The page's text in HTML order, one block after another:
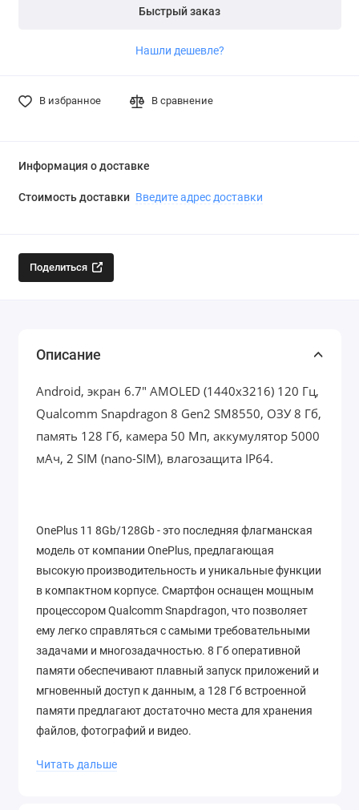
Быстрый заказ
Нашли дешевле?
В избранное В сравнение
Информация о доставке
Стоимость доставки Введите адрес доставки
Поделиться
Описание
Android, экран 6.7" AMOLED (1440x3216) 120 Гц,
Qualcomm Snapdragon 8 Gen2 SM8550, ОЗУ 8 Гб,
память 128 Гб, камера 50 Мп, аккумулятор 5000
мАч, 2 SIM (nano-SIM), влагозащита IP64.
OnePlus 11 8Gb/128Gb - это последняя флагманская
модель от компании OnePlus, предлагающая
высокую производительность и уникальные функции
в компактном корпусе. Смартфон оснащен мощным
процессором Qualcomm Snapdragon, что позволяет
ему легко справляться с самыми требовательными
задачами и многозадачностью. 8 Гб оперативной
памяти обеспечивают плавный запуск приложений и
мгновенный доступ к данным, а 128 Гб встроенной
памяти предлагают достаточно места для хранения
файлов, фотографий и видео.
Экран OnePlus 11 8Gb/128Gb является источником
Читать дальше